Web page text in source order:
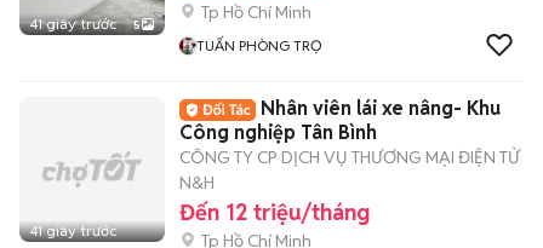
41 giây trước 5
Tp Hồ Chí Minh
TUẤN PHÒNG TRỌ
41 giây trước
Nhân viên lái xe nâng- Khu
Công nghiệp Tân Bình
CÔNG TY CP DỊCH VỤ THƯƠNG MẠI ĐIỆN TỬ
N&H
Đến 12 triệu/tháng
Tp Hồ Chí Minh